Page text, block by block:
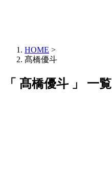
HOME >
髙橋優斗
「 髙橋優斗 」 一覧